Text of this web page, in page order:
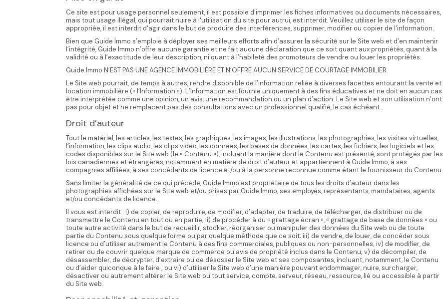
Ce site est pour usage personnel seulement, il est possible d'imprimer les fiches informatives ou documents nécessaires,
mais tout usage illégal, qui pourrait nuire à l'utilisation du site pour autrui, est interdit. Veuillez utiliser le site de façon
appropriée, il est interdit d'agir dans le but de produire des interférences, supprimer, modifier ou copier de l'information.
Bien que Guide Immo s’emploie à déployer ses meilleurs efforts afin d’assurer la sécurité sur le Site web et d’en maintenir
l’intégrité, Guide Immo n’offre aucune garantie et ne fait aucune déclaration que ce soit quant aux propriétés, quant à la
validité ou à l’exactitude de leur description, ni quant à l’habileté des promoteurs de vendre ou louer les propriétés.
Guide Immo N’EST PAS UNE AGENCE IMMOBILIÈRE ET N’OFFRE AUCUN SERVICE DE COURTAGE IMMOBILIER.
Le Site web pourrait, de temps à autres, rendre disponible de l’information reliée à diverses facettes entourant la vente et
location immobilière (« l’Information »). L’Information est fournie uniquement à des fins éducatives et ne doit en aucun cas
être interprétée comme une opinion, un avis, une recommandation ou un plan d’action. Le Site web et son utilisation n’ont
pas pour objet et ne remplacent pas des consultations avec un professionnel qualifié, le cas échéant.
Droit d’auteur
Tout le matériel, les articles, les textes, les graphiques, les images, les illustrations, les photographies, les visites virtuelles,
l’information, les clips audio, les clips vidéo, les données, les bases de données, les cartes, les fichiers, les logiciels et les
codes disponibles sur le Site web (le « Contenu »), incluant la manière dont le Contenu est présenté, sont protégés par les
lois canadiennes et étrangères, notamment en matière de droit d’auteur et appartiennent à Guide Immo, à ses
compagnies affiliées, à ses concédants de licence et/ou à la personne reconnue comme étant le fournisseur du Contenu.
Sans limiter la généralité de ce qui précède, Guide Immo est propriétaire de tous les droits d’auteur dans les
photographies affichées sur le Site web et/ou prises par Guide Immo, ses employés, représentants, mandataires, agents
et/ou concédants de licence.
Il vous est interdit : i) de copier, de reproduire, de modifier, d’adapter, de traduire, de télécharger, de distribuer ou de
transmettre le Contenu en tout ou en partie; ii) de procéder à du « grattage écran », « grattage de base de données » ou
toute autre activité dans le but de recueillir, stocker, réorganiser ou manipuler des données du Site web ou de toute
partie du Contenu sous quelque forme ou par quelque méthode que ce soit; iii) de vendre, de louer, de concéder sous
licence ou d’utiliser autrement le Contenu à des fins commerciales, publiques ou non-personnelles; iv) de modifier, de
retirer ou de couvrir quelque marque de commerce ou avis de propriété inclus dans le Contenu; v) de décompiler, de
désassembler, de décrypter, d’extraire ou de désosser le Site web et ses composantes, incluant, notamment, le Contenu
ou d’aider quiconque à le faire ; ou vi) d’utiliser le Site web d’une manière pouvant endommager, nuire, surcharger,
désactiver ou autrement altérer le Site web ou tout service, compte, serveur, réseau, ressource, lié ou accessible à partir
du Site web.